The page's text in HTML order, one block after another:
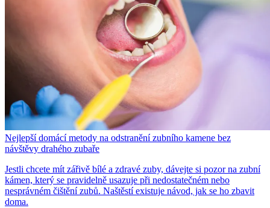
Nejlepší domácí metody na odstranění zubního kamene bez
návštěvy drahého zubaře
Jestli chcete mít zářivě bílé a zdravé zuby, dávejte si pozor na zubní
kámen, který se pravidelně usazuje při nedostatečném nebo
nesprávném čištění zubů. Naštěstí existuje návod, jak se ho zbavit
doma.